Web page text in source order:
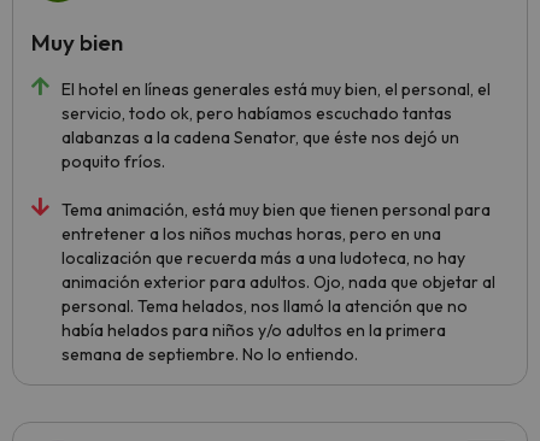
El hotel en líneas generales está muy bien, el personal, el
servicio, todo ok, pero habíamos escuchado tantas
alabanzas a la cadena Senator, que éste nos dejó un
poquito fríos.
Tema animación, está muy bien que tienen personal para
entretener a los niños muchas horas, pero en una
localización que recuerda más a una ludoteca, no hay
animación exterior para adultos. Ojo, nada que objetar al
personal. Tema helados, nos llamó la atención que no
había helados para niños y/o adultos en la primera
semana de septiembre. No lo entiendo.
Muy bien